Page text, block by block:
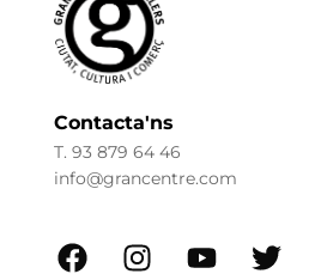
Contacta'ns
T. 93 879 64 46
info@grancentre.com